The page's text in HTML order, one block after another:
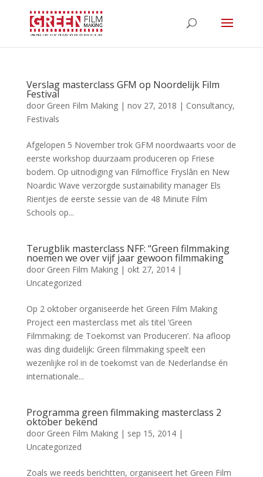
Verslag masterclass GFM op Noordelijk Film
Festival
door Green Film Making| nov 27, 2018 | Consultancy,
Festivals
Afgelopen 5 November trok GFM noordwaarts voor de
eerste workshop duurzaam produceren op Friese
bodem. Op uitnodiging van Filmoffice Fryslân en New
Noardic Wave verzorgde sustainability manager Els
Rientjes de eerste sessie van de 48 Minute Film
Schools op...
Terugblik masterclass NFF: “Green filmmaking
noemen we over vijf jaar gewoon filmmaking
door Green Film Making| okt 27, 2014|
Uncategorized
Op 2 oktober organiseerde het Green Film Making
Project een masterclass met als titel ‘Green
Filmmaking: de Toekomst van Produceren’. Na afloop
was ding duidelijk: Green filmmaking speelt een
wezenlijke rol in de toekomst van de Nederlandse én
internationale...
Programma green filmmaking masterclass 2
oktober bekend
door Green Film Making| sep 15, 2014|
Uncategorized
Zoals we reeds berichtten, organiseert het Green Film